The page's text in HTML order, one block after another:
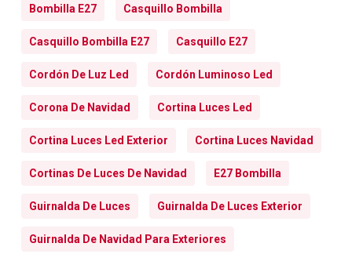
Bombilla E27 Casquillo Bombilla
Casquillo Bombilla E27 Casquillo E27
Cordón De Luz Led Cordón Luminoso Led
Corona De Navidad Cortina Luces Led
Cortina Luces Led Exterior Cortina Luces Navidad
Cortinas De Luces De Navidad E27 Bombilla
Guirnalda De Luces Guirnalda De Luces Exterior
Guirnalda De Navidad Para Exteriores